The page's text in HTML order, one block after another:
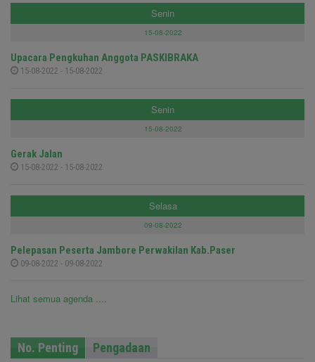
Senin
15-08-2022
Upacara Pengkuhan Anggota PASKIBRAKA
15-08-2022 - 15-08-2022
Senin
15-08-2022
Gerak Jalan
15-08-2022 - 15-08-2022
Selasa
09-08-2022
Pelepasan Peserta Jambore Perwakilan Kab.Paser
09-08-2022 - 09-08-2022
Lihat semua agenda ....
No. Penting Pengadaan